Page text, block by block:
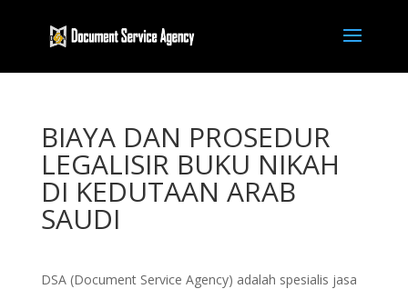
BIAYA DAN PROSEDUR
LEGALISIR BUKU NIKAH
DI KEDUTAAN ARAB
SAUDI
DSA (Document Service Agency) adalah spesialis jasa